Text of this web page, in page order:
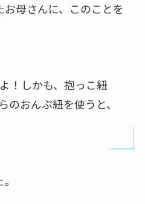
母さんに、このことを
！しかも、抱っこ紐
のおんぶ紐を使うと、